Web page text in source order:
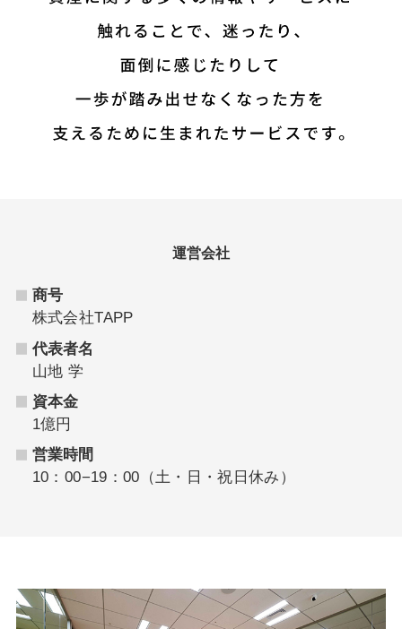
運営会社
商号
株式会社TAPP
代表者名
山地 学
資本金
1億円
営業時間
10：00−19：00（土・日・祝日休み）